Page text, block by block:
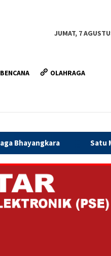
JUMAT, 7
BENCANA OLAHRAGA
Satu Minggu Jelang